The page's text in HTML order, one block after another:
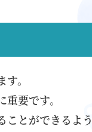
。
要です。
とができるよ